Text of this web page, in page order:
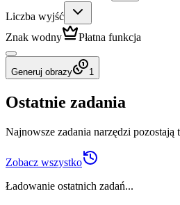
Liczba wyjść
Znak wodny
Płatna funkcja
Generuj obrazy 1
Ostatnie zadania
Najnowsze zadania narzędzi pozostają
Zobacz wszystko
Ładowanie ostatnich zadań...